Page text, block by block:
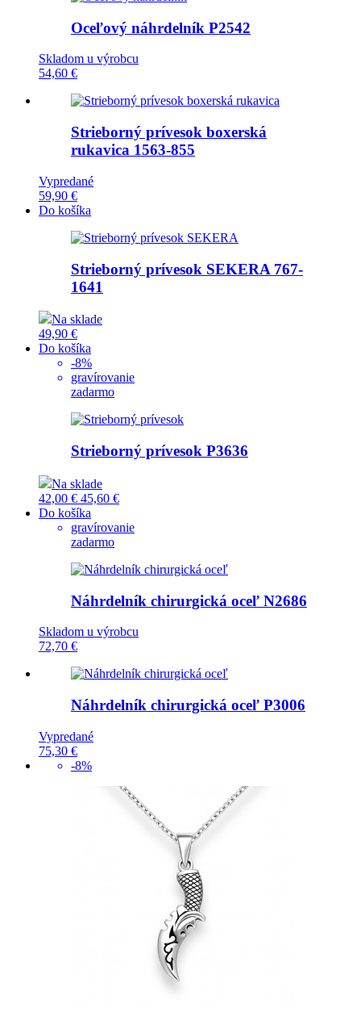
Oceľový náhrdelník P2542
Skladom u výrobcu
54,60 €
Strieborný prívesok boxerská
rukavica 1563-855
Vypredané
59,90 €
Do košíka
Strieborný prívesok SEKERA 767-
1641
Na sklade
49,90 €
Do košíka
-8%
gravírovanie
zadarmo
Strieborný prívesok P3636
Na sklade
42,00 € 45,60 €
Do košíka
gravírovanie
zadarmo
Náhrdelník chirurgická oceľ N2686
Skladom u výrobcu
72,70 €
Náhrdelník chirurgická oceľ P3006
Vypredané
75,30 €
-8%